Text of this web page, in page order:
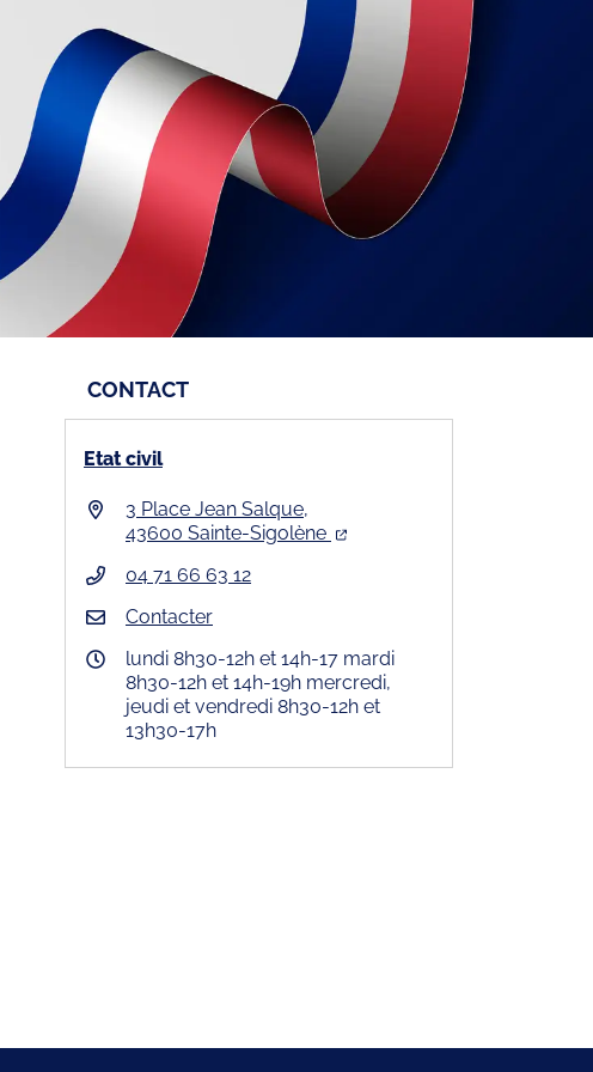
CONTACT
Etat civil
3 Place Jean Salque,
43600 Sainte-Sigolène
04 71 66 63 12
Contacter
lundi 8h30-12h et 14h-17 mardi
8h30-12h et 14h-19h mercredi,
jeudi et vendredi 8h30-12h et
13h30-17h